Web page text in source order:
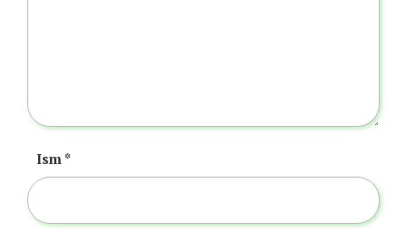
Ism *